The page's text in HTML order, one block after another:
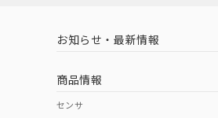
中国 RoHS 注意事項・凡例
中国 RoHS表
（イギリス
（ノルウェー
お知らせ・最新情報
商品情報
センサ